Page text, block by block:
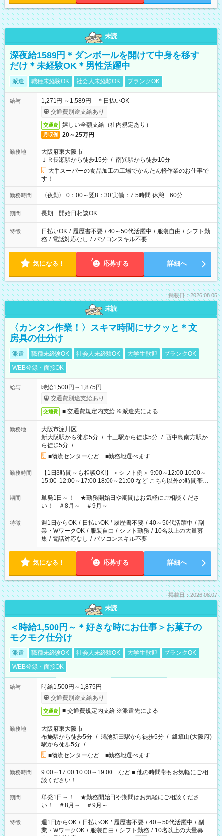
未読
深夜給1589円＊ダンボールを開けて中身を移す
だけ＊未経験OK＊男性活躍中
派遣 職種未経験OK 社会人未経験OK ブランクOK
給与
1,271円 ～1,589円 ＊日払いOK
交通費別途支給あり
交通費 嬉しい全額支給（社内規定あり）
月収例 20～25万円
勤務地
大阪府東大阪市
ＪＲ長瀬駅から徒歩15分 / 南巽駅から徒歩10分
大手スーパーの食品加工の工場でかんたん軽作業のお仕事で
す！
勤務時間 〈夜勤〉 0：00～翌8：30 実働：7.5時間 休憩：60分
期間 長期 開始日相談OK
特徴 日払いOK / 履歴書不要 / 40～50代活躍中 / 服装自由 / シフト勤
務 / 電話対応なし / パソコンスキル不要
気になる！ 応募する 詳細へ
掲載日：2026.08.05
未読
〈カンタン作業！〉スキマ時間にサクッと＊文
房具の仕分け
派遣 職種未経験OK 社会人未経験OK 大学生歓迎
ブランクOK
WEB登録・面接OK
給与
時給1,500円～1,875円
交通費別途支給あり
交通費 ■ 交通費規定内支給 ※派遣先による
勤務地
大阪市淀川区
新大阪駅から徒歩5分 / 十三駅から徒歩5分 / 西中島南方駅か
ら徒歩5分 / …
■物流センターなど ■勤務地選べます
勤務時間
【1日3時間～も相談OK!】 ＜シフト例＞ 9:00～12:00 10:00～
15:00 12:00～17:00 18:00～21:00 など こちら以外の時間帯も
お気軽にご相談ください！
期間
単発1日～！ ★勤務開始日や期間はお気軽にご相談くださ
い！ ＃8月～ ＃9月～
特徴 週1日からOK / 日払いOK / 履歴書不要 / 40～50代活躍中 / 副
業・WワークOK / 服装自由 / シフト勤務 / 10名以上の大量募
集 / 電話対応なし / パソコンスキル不要
気になる！ 応募する 詳細へ
掲載日：2026.08.07
未読
＜時給1,500円～＊好きな時にお仕事＞お菓子の
モクモク仕分け
派遣 職種未経験OK 社会人未経験OK 大学生歓迎
ブランクOK
WEB登録・面接OK
給与
時給1,500円～1,875円
交通費別途支給あり
交通費 ■ 交通費規定内支給 ※派遣先による
勤務地
大阪府東大阪市
布施駅から徒歩5分 / 鴻池新田駅から徒歩5分 / 瓢箪山(大阪府)
駅から徒歩5分 / …
■物流センターなど ■勤務地選べます
勤務時間
9:00～17:00 10:00～19:00 など ■ 他の時間帯もお気軽にご相
談ください！
期間
単発1日～！ ★勤務開始日や期間はお気軽にご相談くださ
い！ ＃8月～ ＃9月～
特徴 週1日からOK / 日払いOK / 履歴書不要 / 40～50代活躍中 / 副
業・WワークOK / 服装自由 / シフト勤務 / 10名以上の大量募